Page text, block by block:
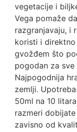
vegetacije i
Vega pomaže
razgranjavaju, i
koristi i
gvožđem što
pogodan za
Najpogodnija
zemlji.
50ml na 10
razmeri
zavisno od